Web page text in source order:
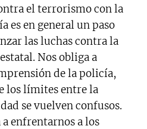
el terrorismo con la
es en general un paso
las luchas contra la
Nos obliga a
de la policía,
los límites entre la
se vuelven confusos.
enfrentarnos a los